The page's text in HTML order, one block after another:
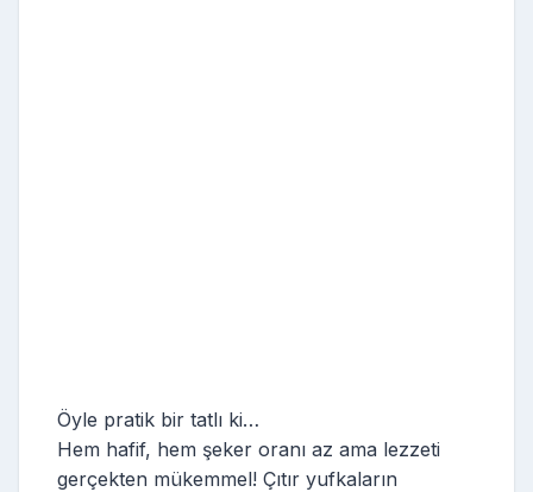
Öyle pratik bir tatlı ki…
Hem hafif, hem şeker oranı az ama lezzeti
gerçekten mükemmel! Çıtır yufkaların